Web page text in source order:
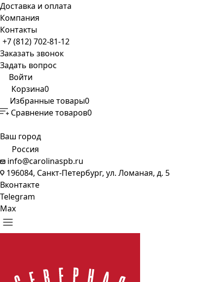
Доставка и оплата
Компания
Контакты
+7 (812) 702-81-12
Заказать звонок
Задать вопрос
Войти
Корзина0
Избранные товары0
Сравнение товаров0
Ваш город
Россия
info@carolinaspb.ru
196084, Санкт-Петербург, ул. Ломаная, д. 5
Вконтакте
Telegram
Max